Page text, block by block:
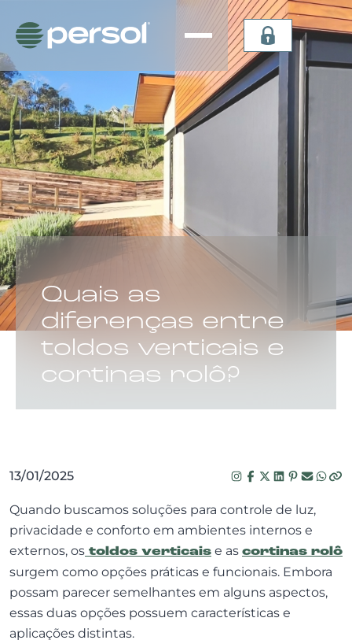
Persiana
Vertical
Persiana
Vertical
Double
Vision
Persiana
Lummia
Plissada
Celular
Celular de
Teto
Verticel
Dual Sky
Light
Quais as
diferenças entre
toldos verticais e
cortinas rolô?
13/01/2025
Quando buscamos soluções para controle de luz,
privacidade e conforto em ambientes internos e
externos, os toldos verticais e as cortinas rolô
surgem como opções práticas e funcionais. Embora
possam parecer semelhantes em alguns aspectos,
essas duas opções possuem características e
aplicações distintas.